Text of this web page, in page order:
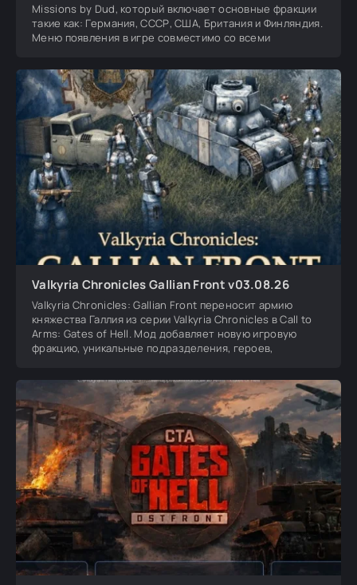
Missions by Dud, который включает основные фракции
такие как: Германия, СССР, США, Британия и Финляндия.
Меню появления в игре совместимо со всеми
Valkyria Chronicles Gallian Front v03.08.26
Valkyria Chronicles: Gallian Front переносит армию
княжества Галлия из серии Valkyria Chronicles в Call to
Arms: Gates of Hell. Мод добавляет новую игровую
фракцию, уникальные подразделения, героев,